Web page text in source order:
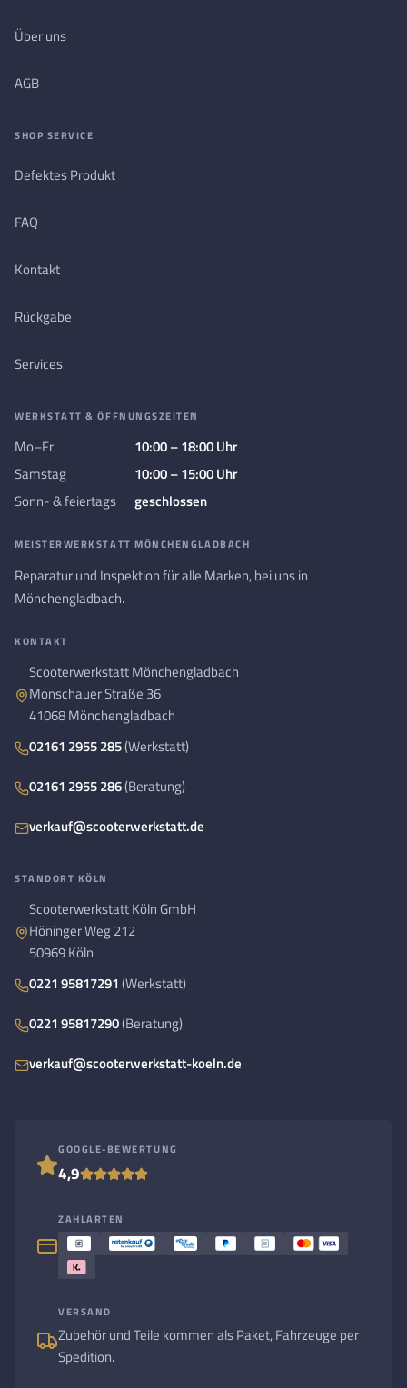
Über uns
AGB
SHOP SERVICE
Defektes Produkt
FAQ
Kontakt
Rückgabe
Services
WERKSTATT & ÖFFNUNGSZEITEN
Mo–Fr
10:00 – 18:00 Uhr
Samstag
10:00 – 15:00 Uhr
Sonn- & feiertags
geschlossen
MEISTERWERKSTATT MÖNCHENGLADBACH
Reparatur und Inspektion für alle Marken, bei uns in
Mönchengladbach.
KONTAKT
Scooterwerkstatt Mönchengladbach
Monschauer Straße 36
41068 Mönchengladbach
02161 2955 285(Werkstatt)
02161 2955 286(Beratung)
verkauf@scooterwerkstatt.de
STANDORT KÖLN
Scooterwerkstatt Köln GmbH
Höninger Weg 212
50969 Köln
0221 95817291 (Werkstatt)
0221 95817290(Beratung)
verkauf@scooterwerkstatt-koeln.de
GOOGLE-BEWERTUNG
4,9
ZAHLARTEN
VERSAND
Zubehör und Teile kommen als Paket, Fahrzeuge per
Spedition.